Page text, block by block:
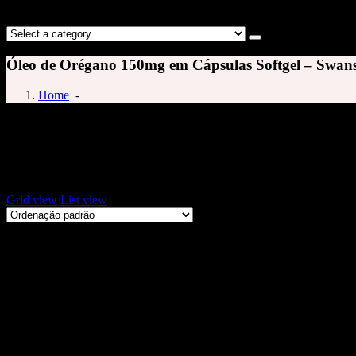
Óleo de Orégano 150mg em Cápsulas Softgel –
Home -
Grid view List view